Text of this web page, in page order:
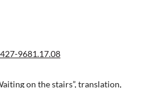
9681.17.08
on the stairs”, translation,